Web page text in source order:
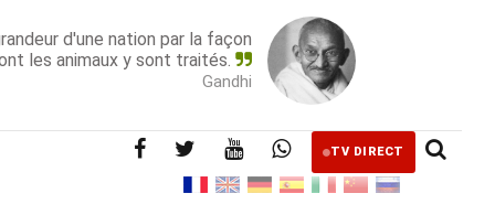
d'une nation par la façon
les animaux y sont traités.
Gandhi
TV DIRECT